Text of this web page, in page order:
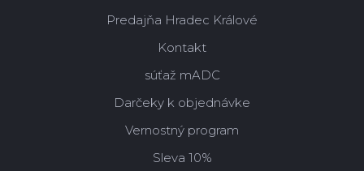
Predajňa Hradec Králové
Kontakt
súťaž mADC
Darčeky k objednávke
Vernostný program
Sleva 10%